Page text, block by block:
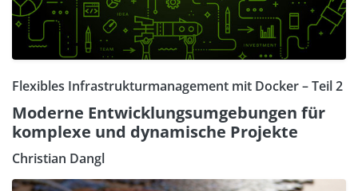
Flexibles Infrastrukturmanagement mit Docker – Teil 2
Moderne Entwicklungsumgebungen für
komplexe und dynamische Projekte
Christian Dangl